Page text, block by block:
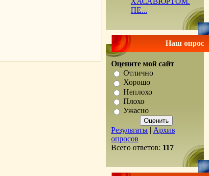
ПЕ...
Наш опрос
Оцените мой сайт
Отлично
Хорошо
Неплохо
Плохо
Ужасно
Результаты | Архив
опросов
Всего ответов: 117